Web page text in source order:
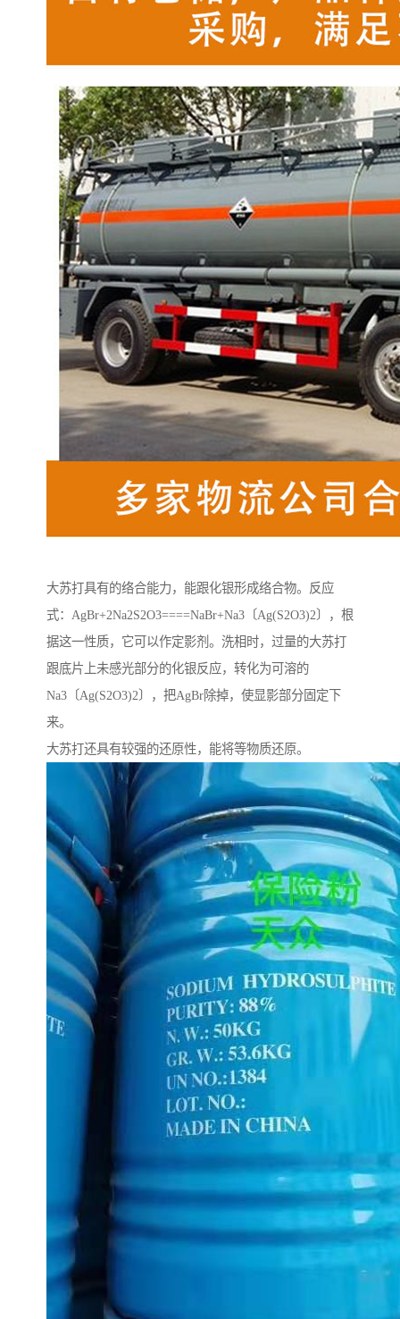
大苏打具有的络合能力，能跟化银形成络合物。反应
式：AgBr+2Na2S2O3====NaBr+Na3〔Ag(S2O3)2〕，根
据这一性质，它可以作定影剂。洗相时，过量的大苏打
跟底片上未感光部分的化银反应，转化为可溶的
Na3〔Ag(S2O3)2〕，把AgBr除掉，使显影部分固定下
来。
大苏打还具有较强的还原性，能将等物质还原。